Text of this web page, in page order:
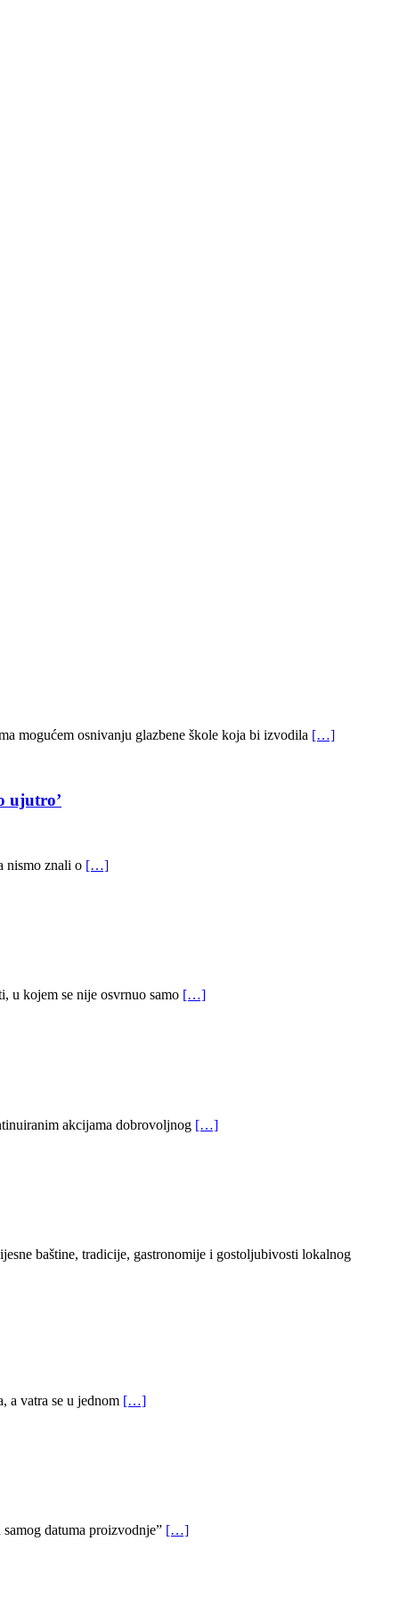
mogućem osnivanju glazbene škole koja bi izvodila […]
ujutro’
nismo znali o […]
u kojem se nije osvrnuo samo […]
akcijama dobrovoljnog […]
baštine, tradicije, gastronomije i gostoljubivosti lokalnog
a vatra se u jednom […]
datuma proizvodnje” […]